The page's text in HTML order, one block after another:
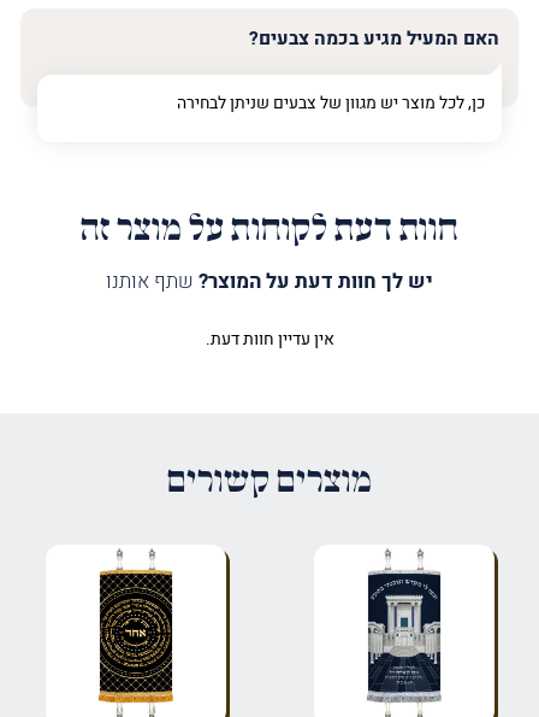
האם המעיל מגיע בכמה צבעים?
כן, לכל מוצר יש מגוון של צבעים שניתן לבחירה
חוות דעת לקוחות על מוצר זה
יש לך חוות דעת על המוצר? שתף אותנו
הביקורת שלך*
אין עדיין חוות דעת.
מוצרים קשורים